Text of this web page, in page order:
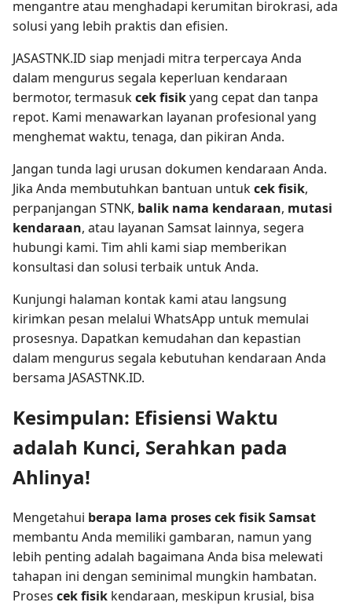
mengantre atau menghadapi kerumitan birokrasi, ada
solusi yang lebih praktis dan efisien.
JASASTNK.ID siap menjadi mitra terpercaya Anda
dalam mengurus segala keperluan kendaraan
bermotor, termasukcek fisikyang cepat dan tanpa
repot. Kami menawarkan layanan profesional yang
menghemat waktu, tenaga, dan pikiran Anda.
Jangan tunda lagi urusan dokumen kendaraan Anda.
Jika Anda membutuhkan bantuan untukcek fisik,
perpanjangan STNK, balik nama kendaraan, mutasi
kendaraan, atau layanan Samsat lainnya, segera
hubungi kami. Tim ahli kami siap memberikan
konsultasi dan solusi terbaik untuk Anda.
Kunjungi halaman kontak kami atau langsung
kirimkan pesan melalui WhatsApp untuk memulai
prosesnya. Dapatkan kemudahan dan kepastian
dalam mengurus segala kebutuhan kendaraan Anda
bersama JASASTNK.ID.
Kesimpulan: Efisiensi Waktu
adalah Kunci, Serahkan pada
Ahlinya!
Mengetahui berapa lama proses cek fisik Samsat
membantu Anda memiliki gambaran, namun yang
lebih penting adalah bagaimana Anda bisa melewati
tahapan ini dengan seminimal mungkin hambatan.
Proses cek fisik kendaraan, meskipun krusial, bisa